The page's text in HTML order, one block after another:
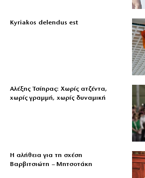
Kyriakos delendus est
Αλέξης Τσίπρας: Χωρίς ατζέντα,
χωρίς γραμμή, χωρίς δυναμική
Η αλήθεια για τη σχέση
Βαρβιτσιώτη – Μητσοτάκη